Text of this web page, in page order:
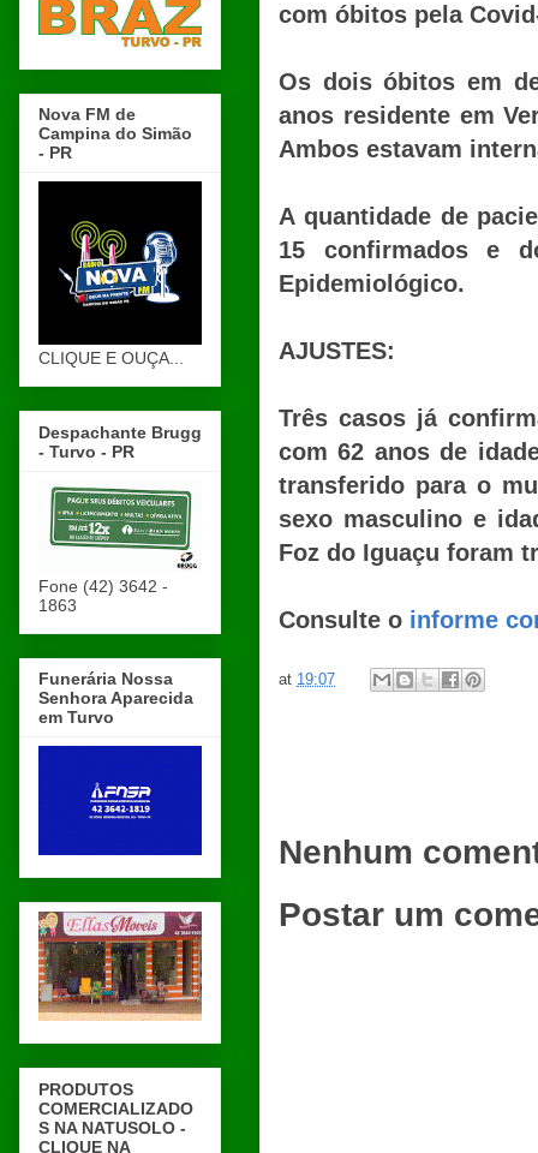
com óbitos pela
Os dois óbitos em
anos residente em
Ambos estavam
A quantidade de
15 confirmados e
Epidemiológico.
AJUSTES:
Três casos já
com 62 anos de
transferido para o
sexo masculino e
Foz do Iguaçu foram
Consulte o informe
at 19:07
Nenhum
Postar um
Nova FM de
Campina do Simão
- PR
CLIQUE E OUÇA...
Despachante Brugg
- Turvo - PR
Fone (42) 3642 -
1863
Funerária Nossa
Senhora Aparecida
em Turvo
PRODUTOS
COMERCIALIZADO
S NA NATUSOLO -
CLIQUE NA